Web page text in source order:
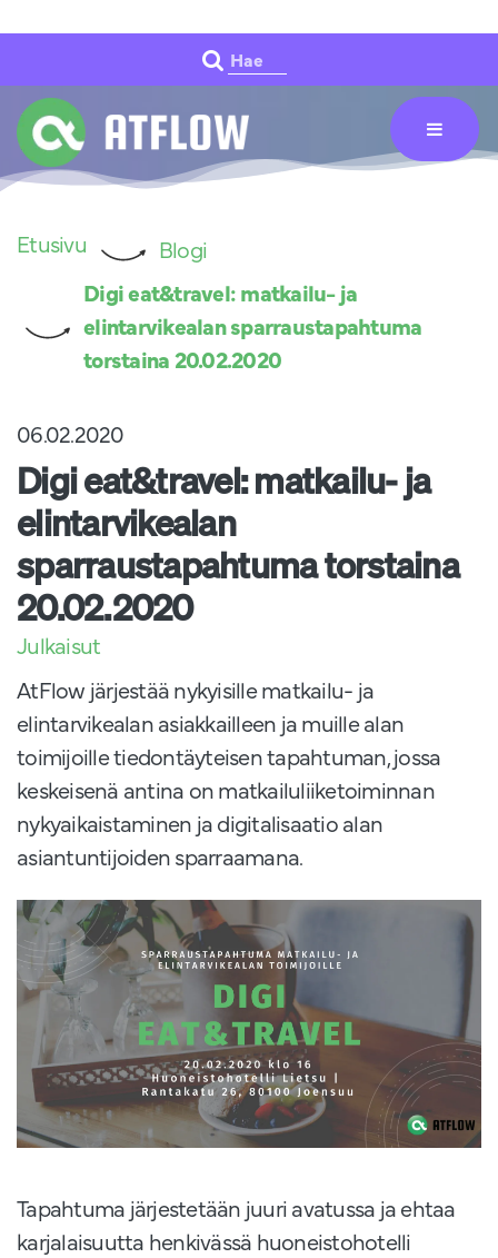
Hae
Etusivu
Blogi
Digi eat&travel: matkailu- ja
elintarvikealan sparraustapahtuma
torstaina 20.02.2020
06.02.2020
Digi eat&travel: matkailu- ja
elintarvikealan
sparraustapahtuma torstaina
20.02.2020
Julkaisut
AtFlow järjestää nykyisille matkailu- ja
elintarvikealan asiakkailleen ja muille alan
toimijoille tiedontäyteisen tapahtuman, jossa
keskeisenä antina on matkailuliiketoiminnan
nykyaikaistaminen ja digitalisaatio alan
asiantuntijoiden sparraamana.
Tapahtuma järjestetään juuri avatussa ja ehtaa
karjalaisuutta henkivässä huoneistohotelli